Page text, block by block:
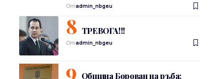
Отadmin_nbgeu
ТРЕВОГА!!!
Отadmin_nbgeu
Община Борован на ръба: